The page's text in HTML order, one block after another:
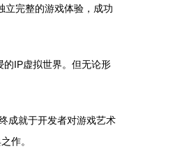
立完整的游戏体验，成功
的IP虚拟世界。但无论形
成就于开发者对游戏艺术
作。